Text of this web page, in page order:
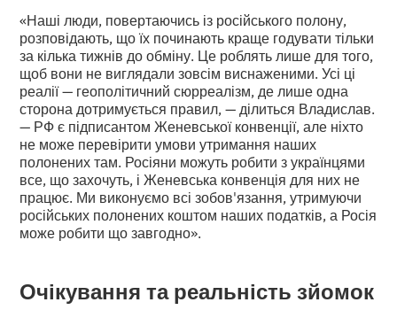
«Наші люди, повертаючись із російського полону,
розповідають, що їх починають краще годувати тільки
за кілька тижнів до обміну. Це роблять лише для того,
щоб вони не виглядали зовсім виснаженими. Усі ці
реалії — геополітичний сюрреалізм, де лише одна
сторона дотримується правил, — ділиться Владислав.
— РФ є підписантом Женевської конвенції, але ніхто
не може перевірити умови утримання наших
полонених там. Росіяни можуть робити з українцями
все, що захочуть, і Женевська конвенція для них не
працює. Ми виконуємо всі зобов'язання, утримуючи
російських полонених коштом наших податків, а Росія
може робити що завгодно».
Очікування та реальність зйомок